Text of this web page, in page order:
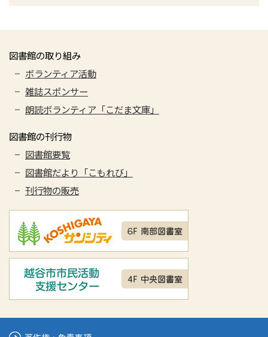
図書館の取り組み
ボランティア活動
雑誌スポンサー
朗読ボランティア「こだま文庫」
図書館の刊行物
図書館要覧
図書館だより「こもれび」
刊行物の販売